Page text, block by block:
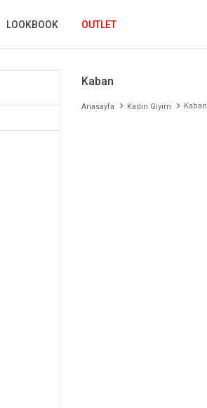
LOOKBOOK OUTLET
Kaban
Anasayfa Kadın Giyim Kaban